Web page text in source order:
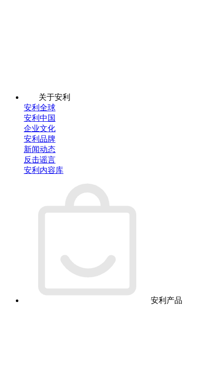
关于安利
安利全球
安利中国
企业文化
安利品牌
新闻动态
反击谣言
安利内容库
安利产品